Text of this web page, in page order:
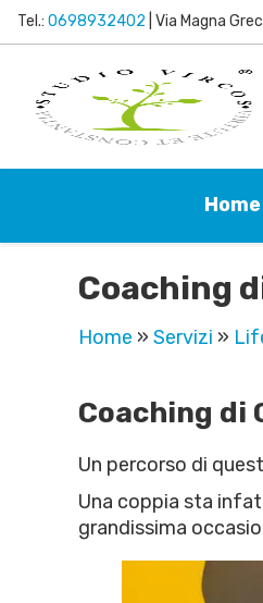
Tel.: 0698932402 | Via Magna
Home
Coaching
Home » Servizi »
Coaching di
Un percorso di
Una coppia sta
grandissima